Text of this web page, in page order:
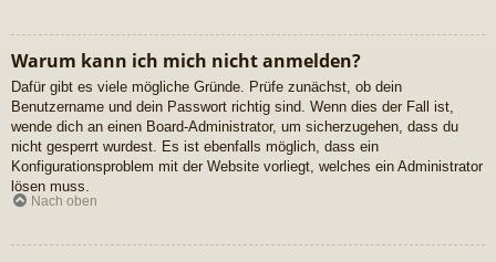
Warum kann ich mich nicht anmelden?
Dafür gibt es viele mögliche Gründe. Prüfe zunächst, ob dein
Benutzername und dein Passwort richtig sind. Wenn dies der Fall ist,
wende dich an einen Board-Administrator, um sicherzugehen, dass du
nicht gesperrt wurdest. Es ist ebenfalls möglich, dass ein
Konfigurationsproblem mit der Website vorliegt, welches ein Administrator
lösen muss.
Nach oben